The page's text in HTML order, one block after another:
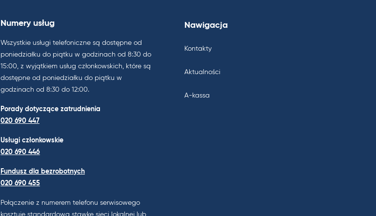
Numery usług
Wszystkie usługi telefoniczne są dostępne od
poniedziałku do piątku w godzinach od 8:30 do
15:00, z wyjątkiem usług członkowskich, które są
dostępne od poniedziałku do piątku w
godzinach od 8:30 do 12:00.
Porady dotyczące zatrudnienia
020 690 447
Usługi członkowskie
020 690 446
Fundusz dla bezrobotnych
020 690 455
Połączenie z numerem telefonu serwisowego
kosztuje standardową stawkę sieci lokalnej lub
Nawigacja
Kontakty
Aktualności
A-kassa